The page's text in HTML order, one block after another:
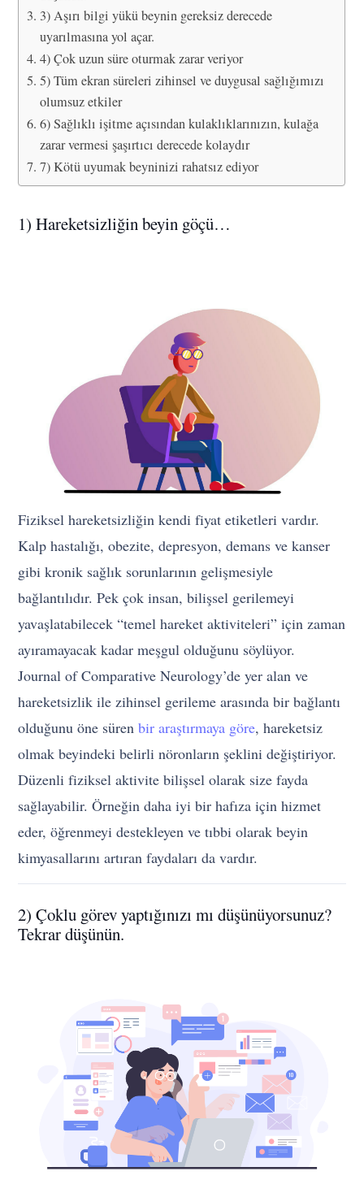
3) Aşırı bilgi yükü beynin gereksiz derecede
uyarılmasına yol açar.
4) Çok uzun süre oturmak zarar veriyor
5) Tüm ekran süreleri zihinsel ve duygusal sağlığımızı
olumsuz etkiler
6) Sağlıklı işitme açısından kulaklıklarınızın, kulağa
zarar vermesi şaşırtıcı derecede kolaydır
7) Kötü uyumak beyninizi rahatsız ediyor
1) Hareketsizliğin beyin göçü…
Fiziksel hareketsizliğin kendi fiyat etiketleri vardır.
Kalp hastalığı, obezite, depresyon, demans ve kanser
gibi kronik sağlık sorunlarının gelişmesiyle
bağlantılıdır. Pek çok insan, bilişsel gerilemeyi
yavaşlatabilecek “temel hareket aktiviteleri” için zaman
ayıramayacak kadar meşgul olduğunu söylüyor.
Journal of Comparative Neurology’de yer alan ve
hareketsizlik ile zihinsel gerileme arasında bir bağlantı
olduğunu öne sürenbir araştırmaya göre, hareketsiz
olmak beyindeki belirli nöronların şeklini değiştiriyor.
Düzenli fiziksel aktivite bilişsel olarak size fayda
sağlayabilir. Örneğin daha iyi bir hafıza için hizmet
eder, öğrenmeyi destekleyen ve tıbbi olarak beyin
kimyasallarını artıran faydaları da vardır.
2) Çoklu görev yaptığınızı mı düşünüyorsunuz?
Tekrar düşünün.